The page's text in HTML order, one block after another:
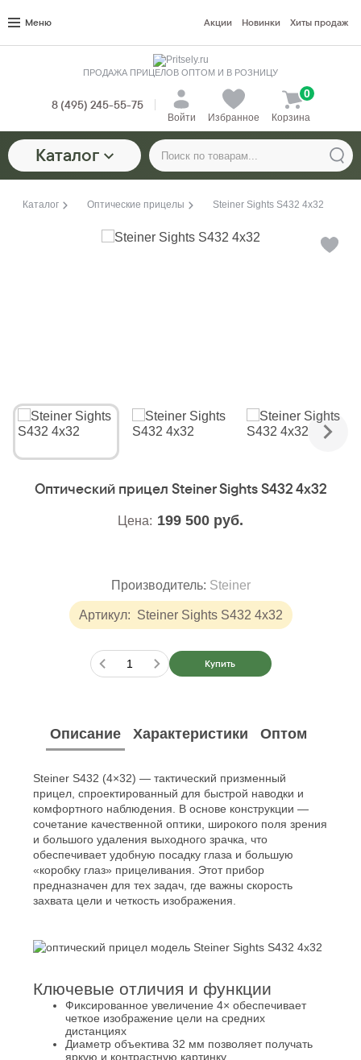
Меню Акции Новинки Хиты продаж
ПРОДАЖА ПРИЦЕЛОВ ОПТОМ И В РОЗНИЦУ
8 (495) 245-55-75
Войти Избранное Корзина
0
Каталог
Каталог Оптические прицелы Steiner Sights S432 4x32
Оптический прицел Steiner Sights S432 4x32
Производитель: Steiner
Артикул: Steiner Sights S432 4x32
Цена: 199 500 руб.
Купить
Описание Характеристики Оптом
Steiner S432 (4×32) — тактический призменный
прицел, спроектированный для быстрой наводки и
комфортного наблюдения. В основе конструкции —
сочетание качественной оптики, широкого поля зрения
и большого удаления выходного зрачка, что
обеспечивает удобную посадку глаза и большую
«коробку глаз» прицеливания. Этот прибор
предназначен для тех задач, где важны скорость
захвата цели и четкость изображения.
Ключевые отличия и функции
Фиксированное увеличение 4× обеспечивает
четкое изображение цели на средних
дистанциях
Диаметр объектива 32 мм позволяет получать
яркую и контрастную картинку